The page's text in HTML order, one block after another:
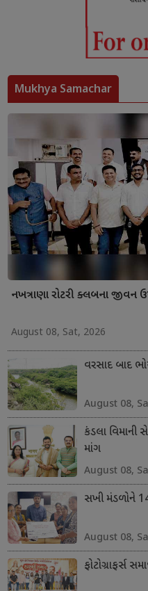
Mukhya Samachar
નખત્રાણા રોટરી ક્લબના જીવન
August 08, Sat, 2026
વરસાદ બાદ
August 08,
કંડલા વિમાની
માંગ
August 08,
સખી મંડળોને
August 08,
ફોટોગ્રાફર્સ